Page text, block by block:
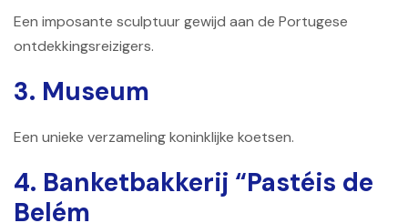
Een imposante sculptuur gewijd aan de Portugese
ontdekkingsreizigers.
3. Museum
Een unieke verzameling koninklijke koetsen.
4. Banketbakkerij “Pastéis de
Belém